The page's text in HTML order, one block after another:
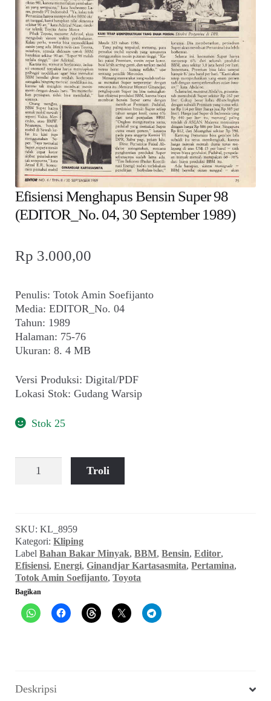
child
menu
Alamat
Rekening
Reseller
Efisiensi Menghapus Bensin Super 98
(EDITOR_No. 04, 30 September 1989)
Rp 3.000,00
Penulis: Totok Amin Soefijanto
Media: EDITOR_No. 04
Tahun: 1989
Halaman: 75-76
Ukuran: 8. 4 MB
Versi Produksi: Digital/PDF
Lokasi Stok: Gudang Warsip
Stok 25
Efisiensi
98
(EDITOR_No.
04,
30
September
1989)
Troli
SKU:KL_8959
Kategori:Kliping
LabelBahan Bakar Minyak,BBM,Bensin,Editor,
Efisiensi,Energi,Ginandjar Kartasasmita,Pertamina,
Totok Amin Soefijanto,Toyota
Bagikan
Deskripsi